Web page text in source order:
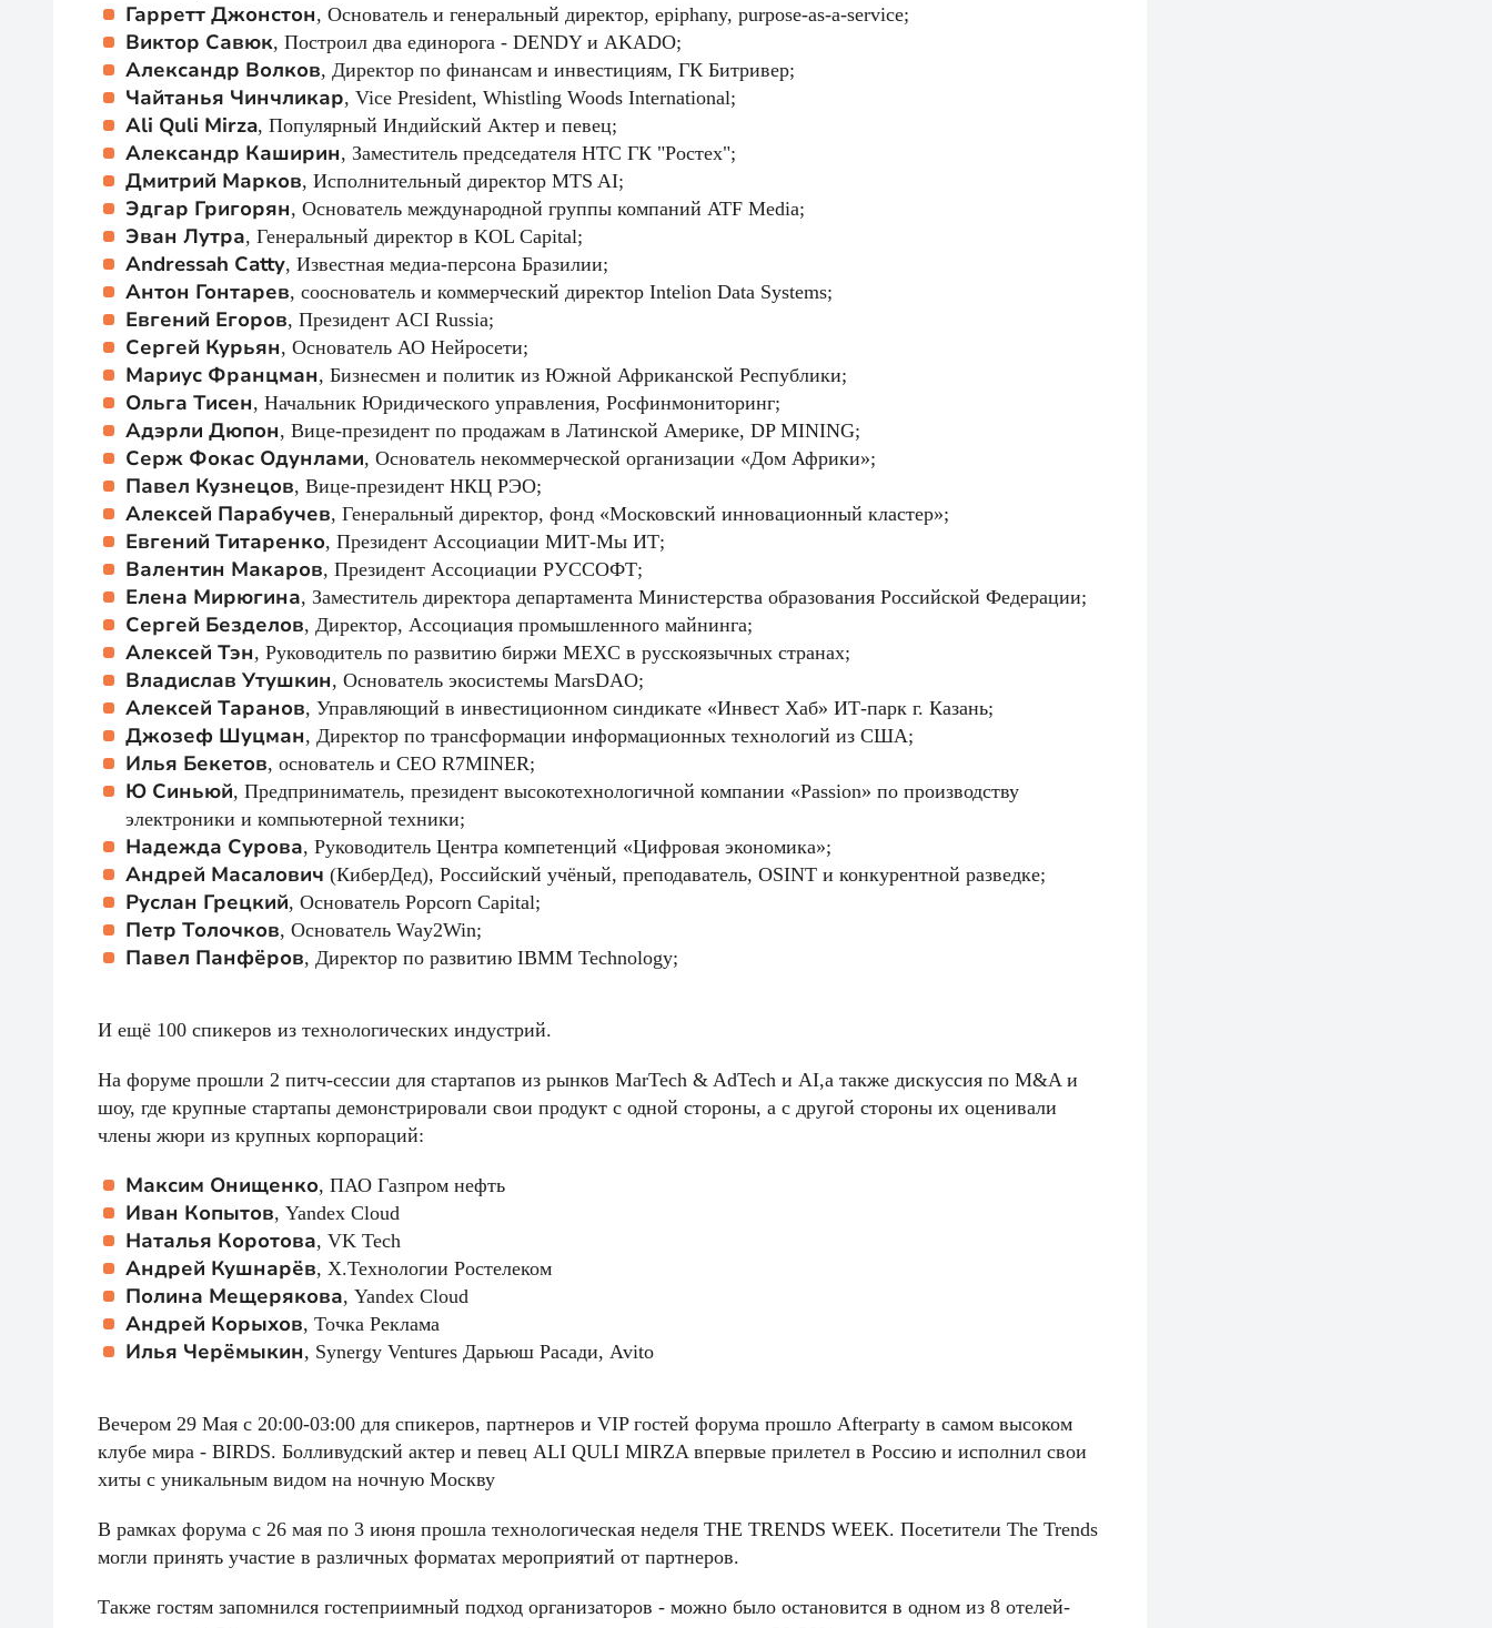
Гарретт Джонстон, Основатель и генеральный директор, epiphany, purpose-as-a-service;
Виктор Савюк, Построил два единорога - DENDY и AKADO;
Александр Волков, Директор по финансам и инвестициям, ГК Битривер;
Чайтанья Чинчликар, Vice President, Whistling Woods International;
Ali Quli Mirza, Популярный Индийский Актер и певец;
Александр Каширин, Заместитель председателя НТС ГК "Ростех";
Дмитрий Марков, Исполнительный директор MTS AI;
Эдгар Григорян, Основатель международной группы компаний ATF Media;
Эван Лутра, Генеральный директор в KOL Capital;
Andressah Catty, Известная медиа-персона Бразилии;
Антон Гонтарев, сооснователь и коммерческий директор Intelion Data Systems;
Евгений Егоров, Президент ACI Russia;
Сергей Курьян, Основатель АО Нейросети;
Мариус Францман, Бизнесмен и политик из Южной Африканской Республики;
Ольга Тисен, Начальник Юридического управления, Росфинмониторинг;
Адэрли Дюпон, Вице-президент по продажам в Латинской Америке, DP MINING;
Серж Фокас Одунлами, Основатель некоммерческой организации «Дом Африки»;
Павел Кузнецов, Вице-президент НКЦ РЭО;
Алексей Парабучев, Генеральный директор, фонд «Московский инновационный кластер»;
Евгений Титаренко, Президент Ассоциации МИТ-Мы ИТ;
Валентин Макаров, Президент Ассоциации РУССОФТ;
Елена Мирюгина, Заместитель директора департамента Министерства образования Российской Федерации;
Сергей Безделов, Директор, Ассоциация промышленного майнинга;
Алексей Тэн, Руководитель по развитию биржи MEXC в русскоязычных странах;
Владислав Утушкин, Основатель экосистемы MarsDAO;
Алексей Таранов, Управляющий в инвестиционном синдикате «Инвест Хаб» ИТ-парк г. Казань;
Джозеф Шуцман, Директор по трансформации информационных технологий из США;
Илья Бекетов, основатель и СЕО R7MINER;
Ю Синьюй, Предприниматель, президент высокотехнологичной компании «Passion» по производству
электроники и компьютерной техники;
Надежда Сурова, Руководитель Центра компетенций «Цифровая экономика»;
Андрей Масалович (КиберДед), Российский учёный, преподаватель, OSINT и конкурентной разведке;
Руслан Грецкий, Основатель Popcorn Capital;
Петр Толочков, Основатель Way2Win;
Павел Панфёров, Директор по развитию IBMM Technology;
И ещё 100 спикеров из технологических индустрий.
На форуме прошли 2 питч-сессии для стартапов из рынков MarTech & AdTech и AI,а также дискуссия по M&A и
шоу, где крупные стартапы демонстрировали свои продукт с одной стороны, а с другой стороны их оценивали
члены жюри из крупных корпораций:
Максим Онищенко, ПАО Газпром нефть
Иван Копытов, Yandex Cloud
Наталья Коротова, VK Tech
Андрей Кушнарёв, Х.Технологии Ростелеком
Полина Мещерякова, Yandex Cloud
Андрей Корыхов, Точка Реклама
Илья Черёмыкин, Synergy Ventures Дарьюш Расади, Avito
Вечером 29 Мая с 20:00-03:00 для спикеров, партнеров и VIP гостей форума прошло Afterparty в самом высоком
клубе мира - BIRDS. Болливудский актер и певец ALI QULI MIRZA впервые прилетел в Россию и исполнил свои
хиты с уникальным видом на ночную Москву
В рамках форума с 26 мая по 3 июня прошла технологическая неделя THE TRENDS WEEK. Посетители The Trends
могли принять участие в различных форматах мероприятий от партнеров.
Также гостям запомнился гостеприимный подход организаторов - можно было остановится в одном из 8 отелей-